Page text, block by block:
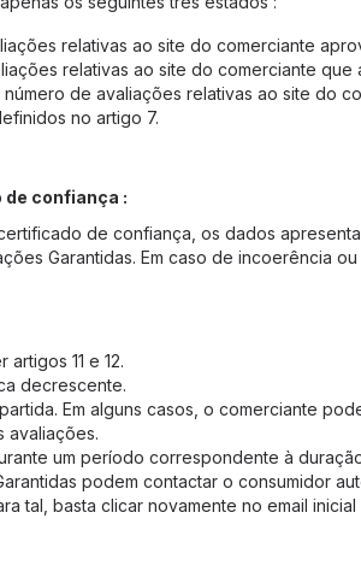
relativas ao site do comerciante
relativas ao site do comerciante
de avaliações relativas ao site do
no artigo 7.
confiança :
de confiança, os dados
Garantidas. Em caso de incoerência
11 e 12.
decrescente.
Em alguns casos, o comerciante
avaliações.
um período correspondente à
podem contactar o consumidor
tal, basta clicar novamente no email